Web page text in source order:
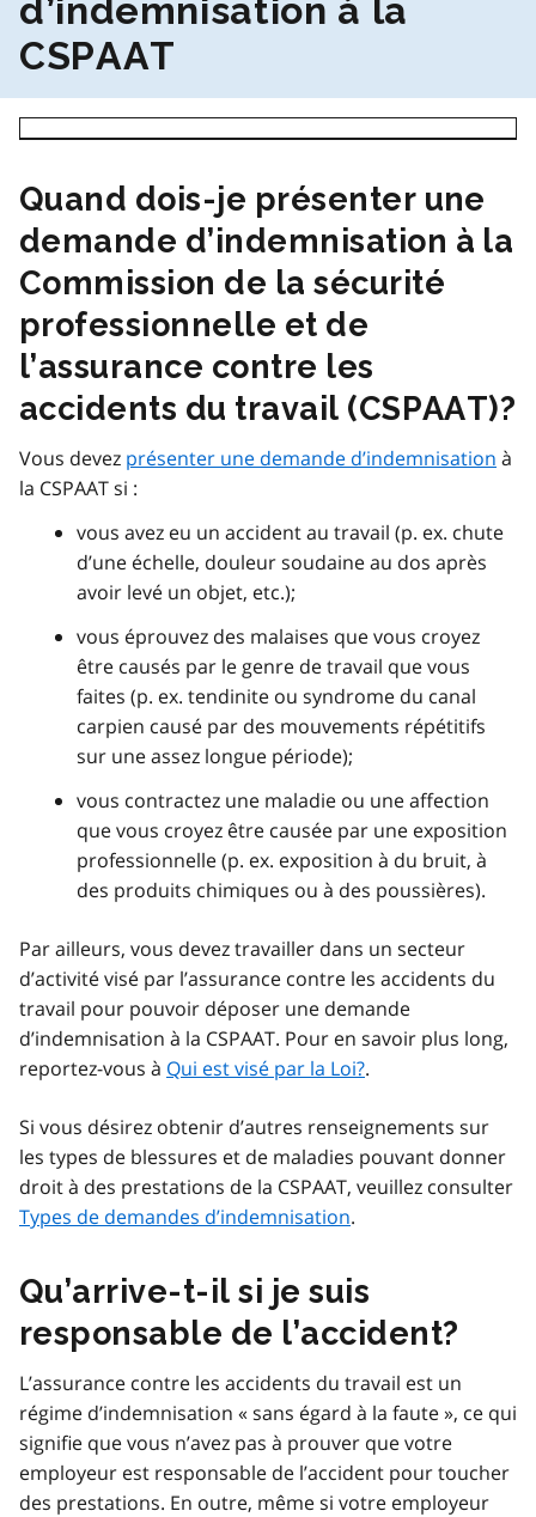
d’indemnisation à la
CSPAAT
Quand dois-je présenter une
demande d’indemnisation à la
Commission de la sécurité
professionnelle et de
l’assurance contre les
accidents du travail (CSPAAT)?
Vous devez présenter une demande d’indemnisation à
la CSPAAT si :
vous avez eu un accident au travail (p. ex. chute
d’une échelle, douleur soudaine au dos après
avoir levé un objet, etc.);
vous éprouvez des malaises que vous croyez
être causés par le genre de travail que vous
faites (p. ex. tendinite ou syndrome du canal
carpien causé par des mouvements répétitifs
sur une assez longue période);
vous contractez une maladie ou une affection
que vous croyez être causée par une exposition
professionnelle (p. ex. exposition à du bruit, à
des produits chimiques ou à des poussières).
Par ailleurs, vous devez travailler dans un secteur
d’activité visé par l’assurance contre les accidents du
travail pour pouvoir déposer une demande
d’indemnisation à la CSPAAT. Pour en savoir plus long,
reportez-vous à Qui est visé par la Loi?.
Si vous désirez obtenir d’autres renseignements sur
les types de blessures et de maladies pouvant donner
droit à des prestations de la CSPAAT, veuillez consulter
Types de demandes d’indemnisation.
Qu’arrive-t-il si je suis
responsable de l’accident?
L’assurance contre les accidents du travail est un
régime d’indemnisation « sans égard à la faute », ce qui
signifie que vous n’avez pas à prouver que votre
employeur est responsable de l’accident pour toucher
des prestations. En outre, même si votre employeur